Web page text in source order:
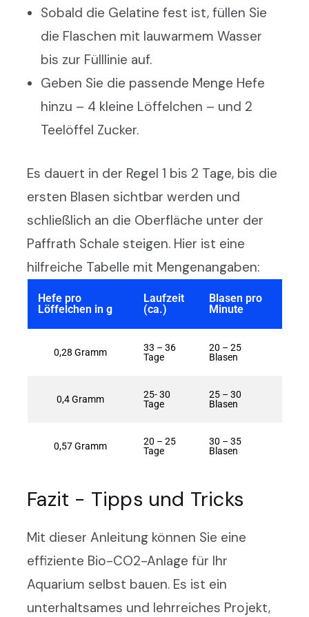
Sobald die Gelatine fest ist, füllen Sie
die Flaschen mit lauwarmem Wasser
bis zur Fülllinie auf.
Geben Sie die passende Menge Hefe
hinzu – 4 kleine Löffelchen – und 2
Teelöffel Zucker.
Es dauert in der Regel 1 bis 2 Tage, bis die
ersten Blasen sichtbar werden und
schließlich an die Oberfläche unter der
Paffrath Schale steigen. Hier ist eine
hilfreiche Tabelle mit Mengenangaben:
Hefe pro
Löffelchen in g
Laufzeit
(ca.)
Blasen pro
Minute
0,28 Gramm
33 – 36
Tage
20 – 25
Blasen
0,4 Gramm
25- 30
Tage
25 – 30
Blasen
0,57 Gramm
20 – 25
Tage
30 – 35
Blasen
Fazit - Tipps und Tricks
Mit dieser Anleitung können Sie eine
effiziente Bio-CO2-Anlage für Ihr
Aquarium selbst bauen. Es ist ein
unterhaltsames und lehrreiches Projekt,